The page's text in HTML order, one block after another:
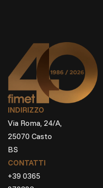
INDIRIZZO
Via Roma, 24/A,
25070 Casto
BS
CONTATTI
+39 0365